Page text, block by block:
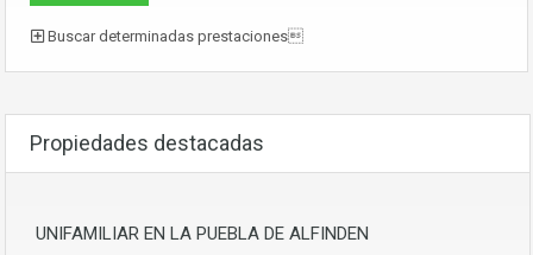
Buscar determinadas prestaciones
Propiedades destacadas
UNIFAMILIAR EN LA PUEBLA DE ALFINDEN